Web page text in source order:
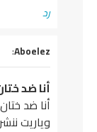
رد
يقول
Aboelez
:
أنا ضد
أنا ضد
وياريت